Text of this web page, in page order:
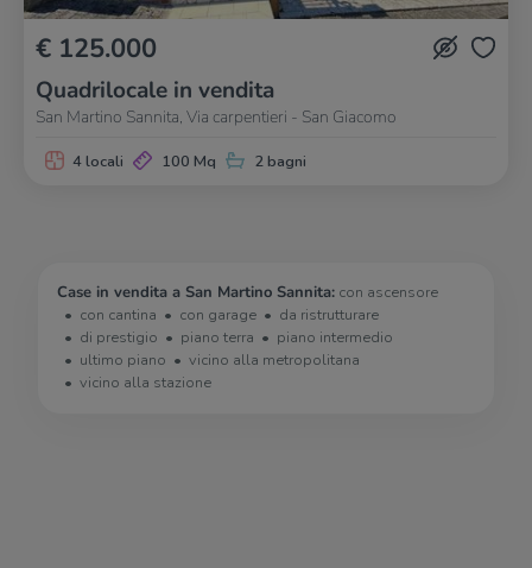
€ 125.000
Quadrilocale in vendita
San Martino Sannita, Via carpentieri - San Giacomo
4 locali 100 Mq 2 bagni
Case in vendita a San Martino Sannita: con ascensore
con cantina
con garage
da ristrutturare
di prestigio
piano terra
piano intermedio
ultimo piano
vicino alla metropolitana
vicino alla stazione